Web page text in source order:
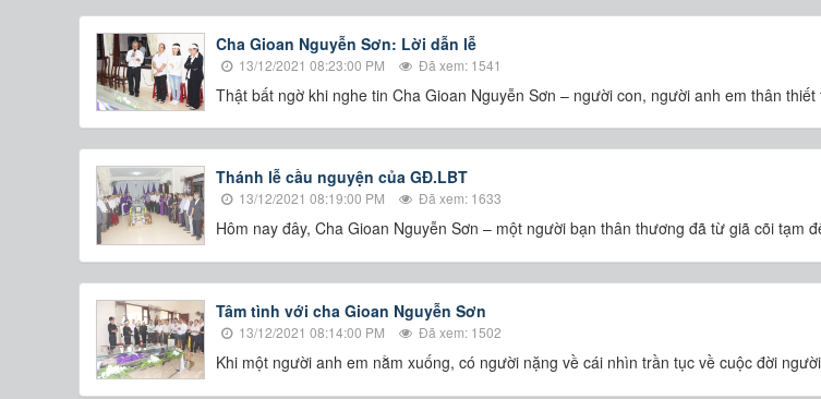
Cha Gioan Nguyễn Sơn: Lời dẫn lễ
13/12/2021 08:23:00 PM Đã xem: 1541
Thật bất ngờ khi nghe tin Cha Gioan Nguyễn Sơn – người con, người anh em thân
Thánh lễ cầu nguyện của GĐ.LBT
13/12/2021 08:19:00 PM Đã xem: 1633
Hôm nay đây, Cha Gioan Nguyễn Sơn – một người bạn thân thương đã từ giã cõi
Tâm tình với cha Gioan Nguyễn Sơn
13/12/2021 08:14:00 PM Đã xem: 1502
Khi một người anh em nằm xuống, có người nặng về cái nhìn trần tục về cuộc đời